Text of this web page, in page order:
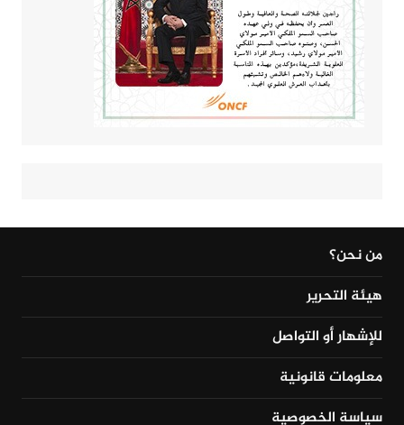
من نحن؟
هيئة التحرير
للإشهار أو التواصل
معلومات قانونية
سياسة الخصوصية